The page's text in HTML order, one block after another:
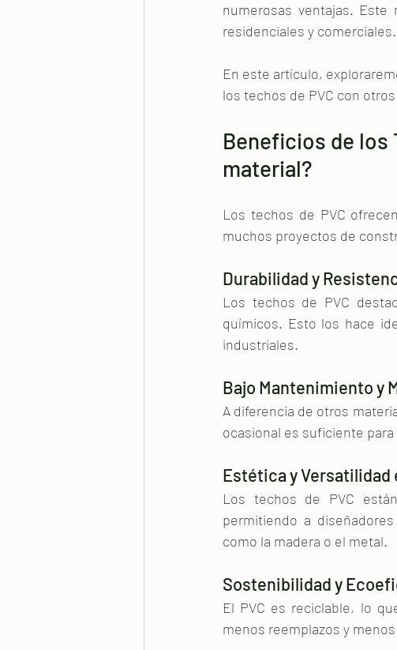
numerosas ventajas.
residenciales y comerciales.
En este artículo,
los techos de PVC con
Beneficios de los
material?
Los techos de PVC
muchos proyectos de
Durabilidad y
Los techos de PVC
químicos. Esto los hace
industriales.
Bajo Mantenimiento y
A diferencia de otros
ocasional es suficiente
Estética y Versatilidad
Los techos de PVC
permitiendo a
como la madera o el metal.
Sostenibilidad y
El PVC es reciclable, lo
menos reemplazos y